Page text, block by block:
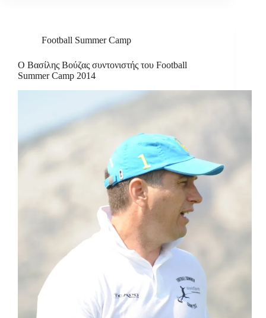
Football Summer Camp
Ο Βασίλης Βούζας συντονιστής του Football
Summer Camp 2014